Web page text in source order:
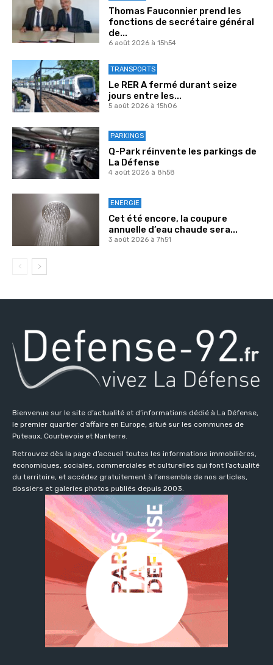
Thomas Fauconnier prend les
fonctions de secrétaire général
de...
6 août 2026 à 15h54
TRANSPORTS
Le RER A fermé durant seize
jours entre les...
5 août 2026 à 15h06
PARKINGS
Q-Park réinvente les parkings de
La Défense
4 août 2026 à 8h58
ENERGIE
Cet été encore, la coupure
annuelle d’eau chaude sera...
3 août 2026 à 7h51
Bienvenue sur le site d’actualité et d’informations dédié à La Défense,
le premier quartier d’affaire en Europe, situé sur les communes de
Puteaux, Courbevoie et Nanterre.
Retrouvez dès la page d’accueil toutes les informations immobilières,
économiques, sociales, commerciales et culturelles qui font l’actualité
du territoire, et accédez gratuitement à l’ensemble de nos articles,
dossiers et galeries photos publiés depuis 2003.